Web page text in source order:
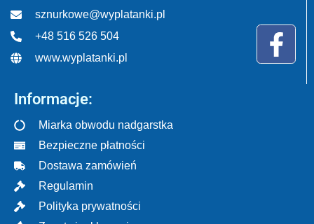
sznurkowe@wyplatanki.pl
+48 516 526 504
www.wyplatanki.pl
Informacje:
Miarka obwodu nadgarstka
Bezpieczne płatności
Dostawa zamówień
Regulamin
Polityka prywatności